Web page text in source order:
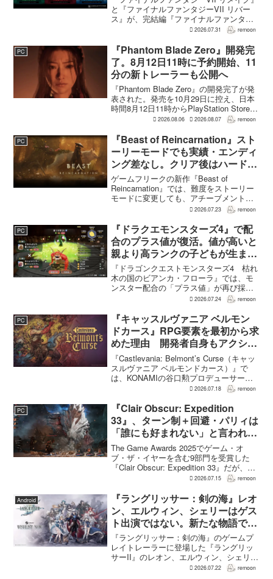
と『ファイナルファンタジーVII リバー
ス』が、完結編『ファイナルファンタジ
ーVII リベレーション』の発表後、「我々
ると、シリーズディレクターの浜口直樹
氏がAU...
2026.07.31 remoon
PC
『Phantom Blade Zero』開発完
了。8月12日11時に予約開始、11
分の新トレーラーも公開へ
『Phantom Blade Zero』の開発完了が発
表された。発売を10月29日に控え、日本
時間8月12日11時からPlayStation Store、
Steam、Epic Games Storeで予約受付が
2026.08.06 2026.08.07 remoon
PC
『Beast of Reincarnation』スト
ーリーモードでも実績・エンディ
ング差なし。クリア後はハード超
えのNEW GAME+も
ゲームフリークの新作『Beast of
Reincarnation』では、難度をストーリー
モードに変更しても、アチーブメントや
収集要素、エンディングに違いはない。
難度のNEW GAME+も用意されてい
る。...
2026.07.23 remoon
PC
『ドラクエモンスターズ4』で配
合のプラス値が復活。値が高いと
親より高ランクの子どもが生まれ
ることも
『ドラゴンクエストモンスターズ4 枯れ
木の国のビアンカ・フローラ』では、モ
ンスター配合の「プラス値」が再び採用
される。配合を繰り返すことで数値が増
が高くなる補正がかかる。前作『ドラゴ
ンクエストモンスターズ...
2026.07.24 remoon
PC
『キャッスルヴァニア ベルモン
ドカース』RPG要素を最初から求
めた理由 開発者自身もアクショ
ンのつらさを実感
『Castlevania: Belmont’s Curse（キャッ
スルヴァニア ベルモンドカース）』で
は、KONAMIの谷口勲プロデューサー
が、レベルアップを含むRPG的システム
何度も挑戦すれば先へ進める...
2026.07.18 remoon
PC
『Clair Obscur: Expedition
33』、ターン制＋回避・パリィは
「誰にも好まれない」と言われて
いた 開発陣は実際に遊んだ面白
さを優先
The Game Awards 2025でゲーム・オ
ブ・ザ・イヤーを含む9部門を受賞した
『Clair Obscur: Expedition 33』だが、タ
ーン制バトルに回避やパリィを組み合わ
い」と何度も言...
2026.07.15 remoon
Android
『ラングリッサー：剣の海』レオ
ン、エルウィン、シェリーはゲス
ト出演ではない。新たな物語で重
要な役割を担う
『ラングリッサー：剣の海』のゲームプ
レイトレーラーに登場した『ラングリッ
サーII』のレオン、エルウィン、シェリー
は、単なるファンサービスやゲスト出演
2026.07.22 remoon